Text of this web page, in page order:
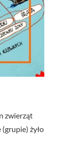
zwierząt
żyło